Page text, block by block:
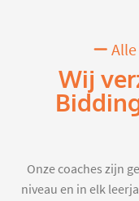
Wij
Onze coaches zijn
niveau en in elk